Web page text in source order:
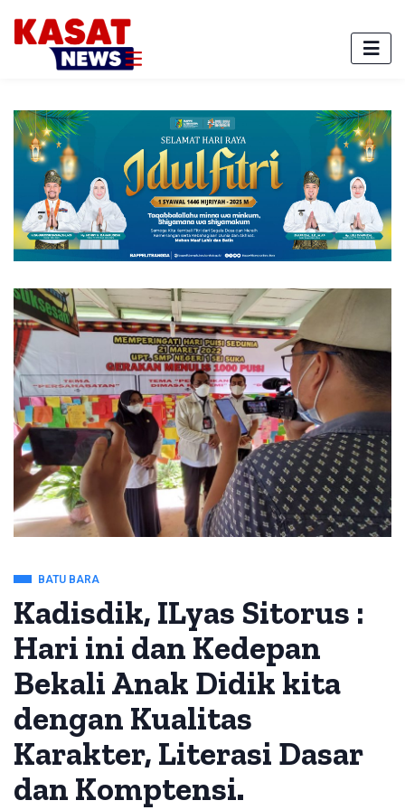
BATU BARA
Kadisdik, ILyas Sitorus :
Hari ini dan Kedepan
Bekali Anak Didik kita
dengan Kualitas
Karakter, Literasi Dasar
dan Komptensi.